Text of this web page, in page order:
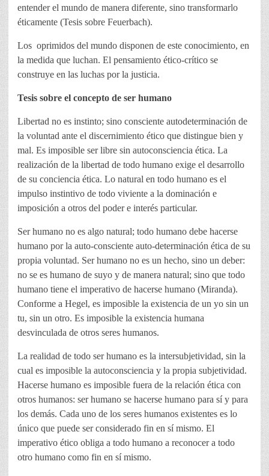
entender el mundo de manera diferente, sino transformarlo
éticamente (Tesis sobre Feuerbach).
Los oprimidos del mundo disponen de este conocimiento, en
la medida que luchan. El pensamiento ético-crítico se
construye en las luchas por la justicia.
Tesis sobre el concepto de ser humano
Libertad no es instinto; sino consciente autodeterminación de
la voluntad ante el discernimiento ético que distingue bien y
mal. Es imposible ser libre sin autoconsciencia ética. La
realización de la libertad de todo humano exige el desarrollo
de su conciencia ética. Lo natural en todo humano es el
impulso instintivo de todo viviente a la dominación e
imposición a otros del poder e interés particular.
Ser humano no es algo natural; todo humano debe hacerse
humano por la auto-consciente auto-determinación ética de su
propia voluntad. Ser humano no es un hecho, sino un deber:
no se es humano de suyo y de manera natural; sino que todo
humano tiene el imperativo de hacerse humano (Miranda).
Conforme a Hegel, es imposible la existencia de un yo sin un
tu, sin un otro. Es imposible la existencia humana
desvinculada de otros seres humanos.
La realidad de todo ser humano es la intersubjetividad, sin la
cual es imposible la autoconsciencia y la propia subjetividad.
Hacerse humano es imposible fuera de la relación ética con
otros humanos: ser humano se hacerse humano para sí y para
los demás. Cada uno de los seres humanos existentes es lo
único que puede ser considerado fin en sí mismo. El
imperativo ético obliga a todo humano a reconocer a todo
otro humano como fin en sí mismo.